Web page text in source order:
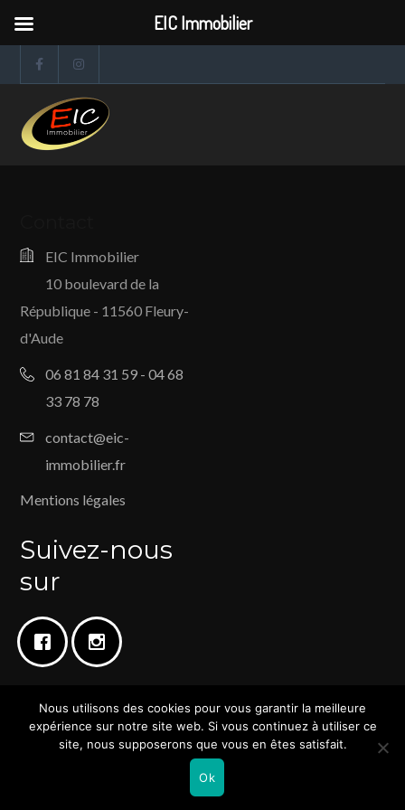
EIC Immobilier
10 boulevard de la
République - 11560 Fleury-
d'Aude
06 81 84 31 59 - 04 68
33 78 78
contact@eic-
immobilier.fr
Mentions légales
Suivez-nous
sur
© Copyright 2025 | Tous droits réservés EIC Immobilier | Création
Blackrank by Slcom
EIC Immobilier
Nous utilisons des cookies pour vous garantir la meilleure
expérience sur notre site web. Si vous continuez à utiliser ce
site, nous supposerons que vous en êtes satisfait.
Ok